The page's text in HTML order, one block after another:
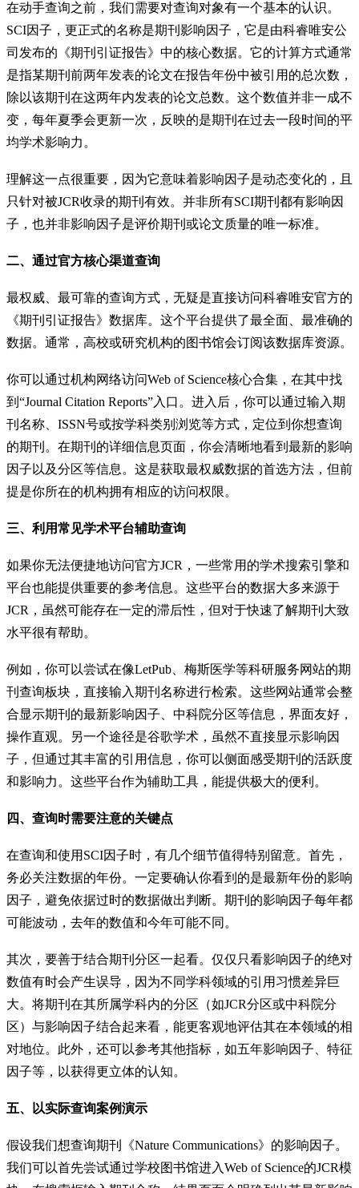
在动手查询之前，我们需要对查询对象有一个基本的认识。
SCI因子，更正式的名称是期刊影响因子，它是由科睿唯安公
司发布的《期刊引证报告》中的核心数据。它的计算方式通常
是指某期刊前两年发表的论文在报告年份中被引用的总次数，
除以该期刊在这两年内发表的论文总数。这个数值并非一成不
变，每年夏季会更新一次，反映的是期刊在过去一段时间的平
均学术影响力。
理解这一点很重要，因为它意味着影响因子是动态变化的，且
只针对被JCR收录的期刊有效。并非所有SCI期刊都有影响因
子，也并非影响因子是评价期刊或论文质量的唯一标准。
二、通过官方核心渠道查询
最权威、最可靠的查询方式，无疑是直接访问科睿唯安官方的
《期刊引证报告》数据库。这个平台提供了最全面、最准确的
数据。通常，高校或研究机构的图书馆会订阅该数据库资源。
你可以通过机构网络访问Web of Science核心合集，在其中找
到“Journal Citation Reports”入口。进入后，你可以通过输入期
刊名称、ISSN号或按学科类别浏览等方式，定位到你想查询
的期刊。在期刊的详细信息页面，你会清晰地看到最新的影响
因子以及分区等信息。这是获取最权威数据的首选方法，但前
提是你所在的机构拥有相应的访问权限。
三、利用常见学术平台辅助查询
如果你无法便捷地访问官方JCR，一些常用的学术搜索引擎和
平台也能提供重要的参考信息。这些平台的数据大多来源于
JCR，虽然可能存在一定的滞后性，但对于快速了解期刊大致
水平很有帮助。
例如，你可以尝试在像LetPub、梅斯医学等科研服务网站的期
刊查询板块，直接输入期刊名称进行检索。这些网站通常会整
合显示期刊的最新影响因子、中科院分区等信息，界面友好，
操作直观。另一个途径是谷歌学术，虽然不直接显示影响因
子，但通过其丰富的引用信息，你可以侧面感受期刊的活跃度
和影响力。这些平台作为辅助工具，能提供极大的便利。
四、查询时需要注意的关键点
在查询和使用SCI因子时，有几个细节值得特别留意。首先，
务必关注数据的年份。一定要确认你看到的是最新年份的影响
因子，避免依据过时的数据做出判断。期刊的影响因子每年都
可能波动，去年的数值和今年可能不同。
其次，要善于结合期刊分区一起看。仅仅只看影响因子的绝对
数值有时会产生误导，因为不同学科领域的引用习惯差异巨
大。将期刊在其所属学科内的分区（如JCR分区或中科院分
区）与影响因子结合起来看，能更客观地评估其在本领域的相
对地位。此外，还可以参考其他指标，如五年影响因子、特征
因子等，以获得更立体的认知。
五、以实际查询案例演示
假设我们想查询期刊《Nature Communications》的影响因子。
我们可以首先尝试通过学校图书馆进入Web of Science的JCR模